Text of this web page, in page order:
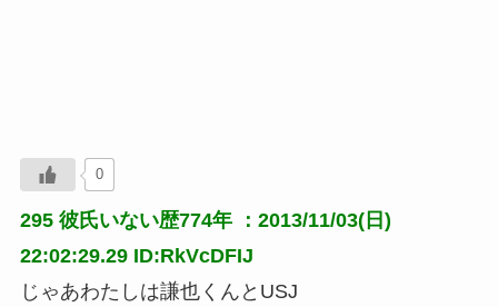
0
295 彼氏いない歴774年
：2013/11/03(日)
22:02:29.29 ID:RkVcDFIJ
じゃあわたしは謙也くんとUSJ